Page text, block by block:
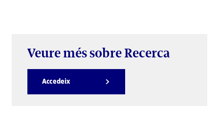
Veure més sobre Recerca
Accedeix